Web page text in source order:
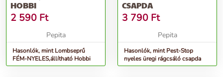
HOBBI
2 590 Ft
Pepita
Hasonlók, mint Lombseprű
FÉM-NYELES,állítható Hobbi
CSAPDA
3 790 Ft
Pepita
Hasonlók, mint Pest-Stop
nyeles üregi rágcsáló csapda